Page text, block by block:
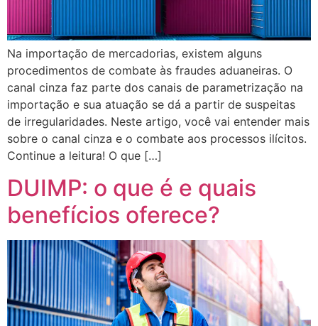
Na importação de mercadorias, existem alguns
procedimentos de combate às fraudes aduaneiras. O
canal cinza faz parte dos canais de parametrização na
importação e sua atuação se dá a partir de suspeitas
de irregularidades. Neste artigo, você vai entender mais
sobre o canal cinza e o combate aos processos ilícitos.
Continue a leitura! O que […]
DUIMP: o que é e quais
benefícios oferece?